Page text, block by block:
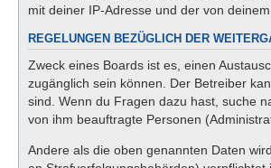
mit deiner IP-Adresse und der von
REGELUNGEN BEZÜGLICH DER
Zweck eines Boards ist es, einen
zugänglich sein können. Der Betreiber
sind. Wenn du Fragen dazu hast, suche
von ihm beauftragte Personen
Andere als die oben genannten Daten